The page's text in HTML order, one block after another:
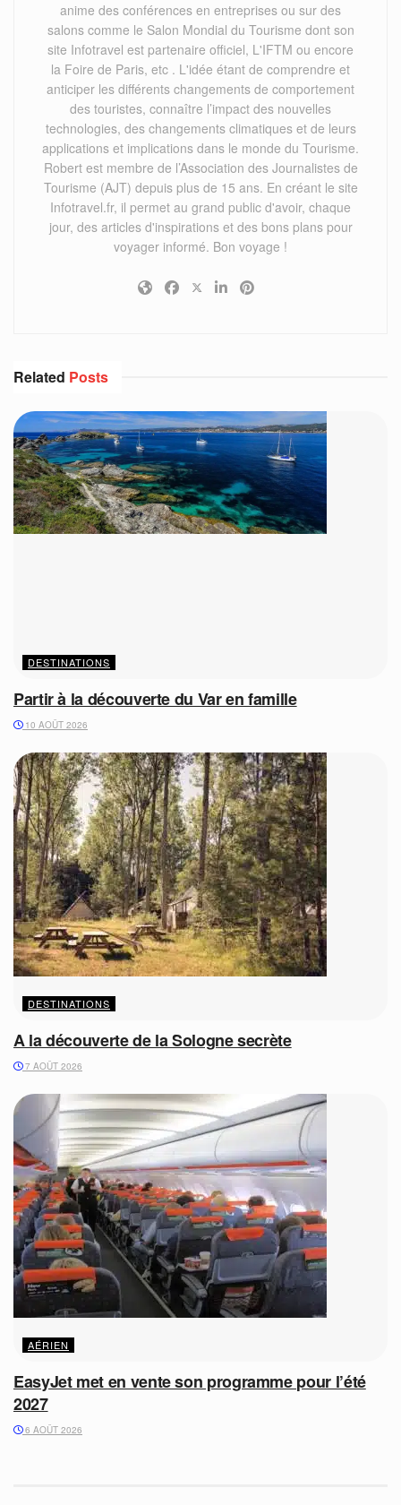
anime des conférences en entreprises ou sur des
salons comme le Salon Mondial du Tourisme dont son
site Infotravel est partenaire officiel, L'IFTM ou encore
la Foire de Paris, etc . L'idée étant de comprendre et
anticiper les différents changements de comportement
des touristes, connaître l’impact des nouvelles
technologies, des changements climatiques et de leurs
applications et implications dans le monde du Tourisme.
Robert est membre de l’Association des Journalistes de
Tourisme (AJT) depuis plus de 15 ans. En créant le site
Infotravel.fr, il permet au grand public d'avoir, chaque
jour, des articles d'inspirations et des bons plans pour
voyager informé. Bon voyage !
Related Posts
DESTINATIONS
Partir à la découverte du Var en famille
10 AOÛT 2026
DESTINATIONS
A la découverte de la Sologne secrète
7 AOÛT 2026
AÉRIEN
EasyJet met en vente son programme pour l’été
2027
6 AOÛT 2026